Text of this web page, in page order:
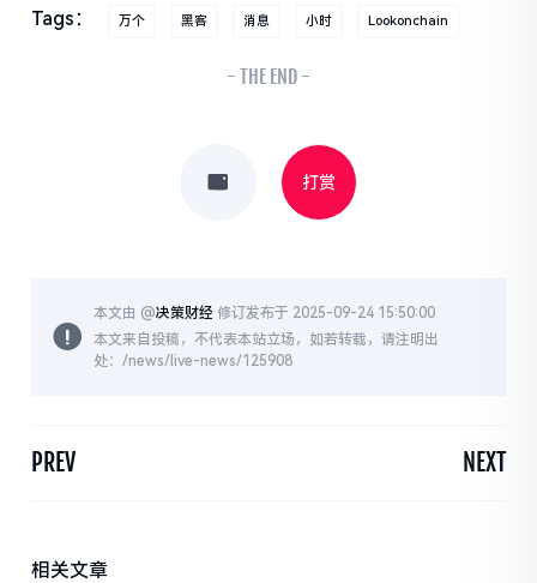
Tags： 万个 黑客 消息 小时 Lookonchain
- THE END -
打赏
本文由 @决策财经 修订发布于 2025-09-24 15:50:00
本文来自投稿，不代表本站立场，如若转载，请注明出
处：/news/live-news/125908
PREV NEXT
相关文章